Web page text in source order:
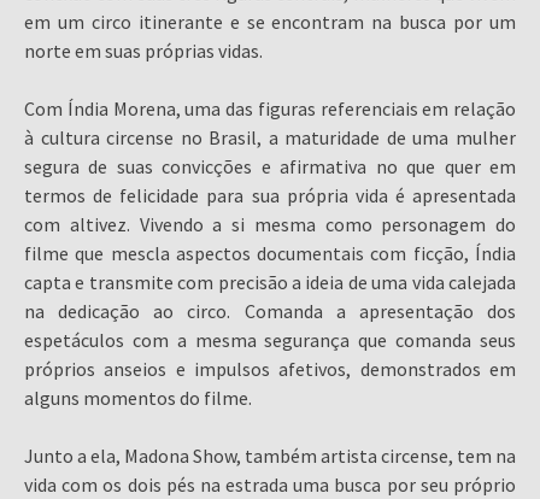
em um circo itinerante e se encontram na busca por um
norte em suas próprias vidas.
Com Índia Morena, uma das figuras referenciais em relação
à cultura circense no Brasil, a maturidade de uma mulher
segura de suas convicções e afirmativa no que quer em
termos de felicidade para sua própria vida é apresentada
com altivez. Vivendo a si mesma como personagem do
filme que mescla aspectos documentais com ficção, Índia
capta e transmite com precisão a ideia de uma vida calejada
na dedicação ao circo. Comanda a apresentação dos
espetáculos com a mesma segurança que comanda seus
próprios anseios e impulsos afetivos, demonstrados em
alguns momentos do filme.
Junto a ela, Madona Show, também artista circense, tem na
vida com os dois pés na estrada uma busca por seu próprio